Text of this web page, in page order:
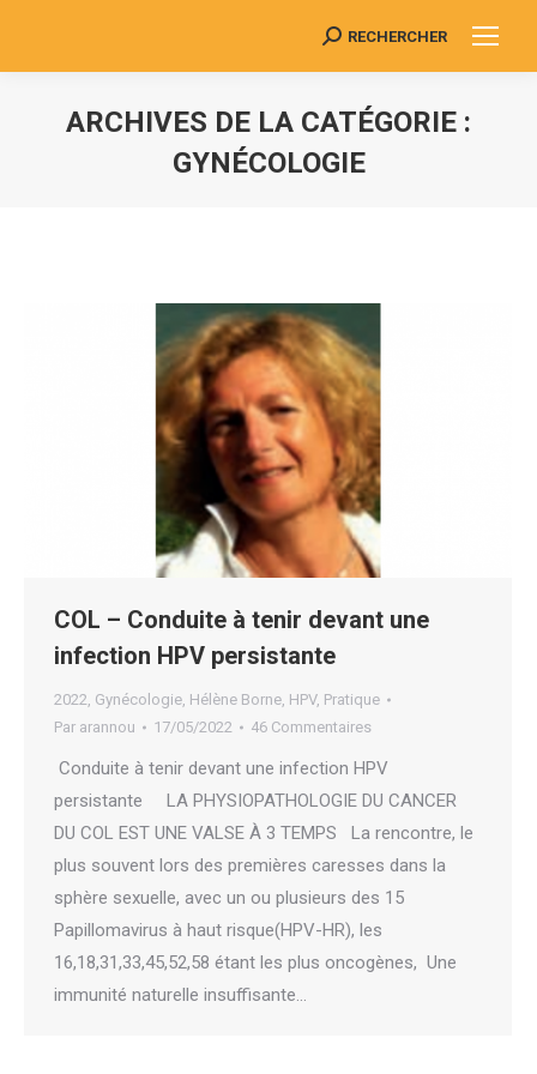
Search:
RECHERCHER
ARCHIVES DE LA CATÉGORIE :
GYNÉCOLOGIE
COL – Conduite à tenir devant une
infection HPV persistante
2022, Gynécologie, Hélène Borne, HPV, Pratique
Par arannou 17/05/2022 46 Commentaires
Conduite à tenir devant une infection HPV
persistante LA PHYSIOPATHOLOGIE DU CANCER
DU COL EST UNE VALSE À 3 TEMPS La rencontre, le
plus souvent lors des premières caresses dans la
sphère sexuelle, avec un ou plusieurs des 15
Papillomavirus à haut risque(HPV-HR), les
16,18,31,33,45,52,58 étant les plus oncogènes, Une
immunité naturelle insuffisante…